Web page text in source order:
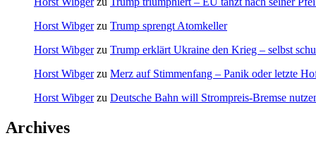
Horst Wibgerzu Trump sprengt Atomkeller
Horst Wibgerzu Trump erklärt Ukraine den Krieg – selbst
Horst Wibgerzu Merz auf Stimmenfang – Panik oder letzte
Horst Wibgerzu Deutsche Bahn will Strompreis-Bremse
Archives